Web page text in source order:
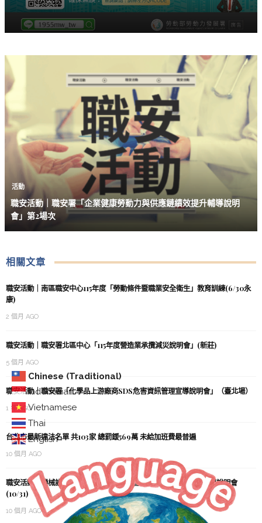
Chinese (Traditional)
Indonesian
Vietnamese
Thai
English
活動
職安活動｜職安署「企業健康勞動力與供應鏈績效提升輔導說明
會」第2場次
相關文章
職安活動｜南區職安中心115年度「勞動條件暨職業安全衛生」教育訓練(6/30永
康)
2 個月 AGO
職安活動｜職安署北區中心「115年度營造業承攬減災說明會」(新莊)
5 個月 AGO
職安活動｜職安署「化學品上游廠商SDS危害資訊管理宣導說明會」（臺北場）
1 年 AGO
台北市最新違法名單 共103家 總罰鍰569萬 未給加班費最普遍
10 個月 AGO
職安活動｜機械設備器具安全資訊網源頭管理資訊系統申辦作業宣導說明會
(10/31)
10 個月 AGO